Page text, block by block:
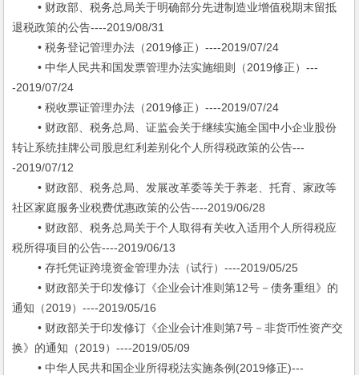
• 财政部、税务总局关于明确部分先进制造业增值税期末留抵
退税政策的公告----2019/08/31
• 税务登记管理办法（2019修正）----2019/07/24
• 中华人民共和国发票管理办法实施细则（2019修正）---
-2019/07/24
• 税收票证管理办法（2019修正）----2019/07/24
• 财政部、税务总局、证监会关于继续实施全国中小企业股份
转让系统挂牌公司股息红利差别化个人所得税政策的公告---
-2019/07/12
• 财政部、税务总局、发展改革委等关于养老、托育、家政等
社区家庭服务业税费优惠政策的公告----2019/06/28
• 财政部、税务总局关于个人取得有关收入适用个人所得税应
税所得项目的公告----2019/06/13
• 存托凭证跨境资金管理办法（试行）----2019/05/25
• 财政部关于印发修订《企业会计准则第12号－债务重组》的
通知（2019）----2019/05/16
• 财政部关于印发修订《企业会计准则第7号－非货币性资产交
换》的通知（2019）----2019/05/09
• 中华人民共和国企业所得税法实施条例(2019修正)---